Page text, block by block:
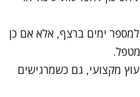
ימים ברצף, אלא אם כן
מקצועי, גם כשמרגישים